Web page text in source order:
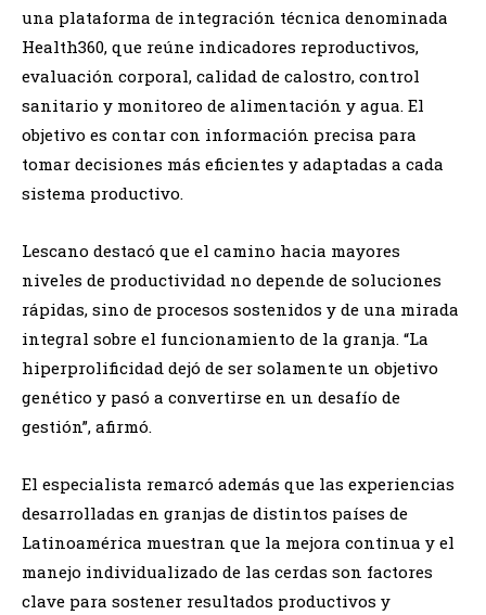
una plataforma de integración técnica denominada
Health360, que reúne indicadores reproductivos,
evaluación corporal, calidad de calostro, control
sanitario y monitoreo de alimentación y agua. El
objetivo es contar con información precisa para
tomar decisiones más eficientes y adaptadas a cada
sistema productivo.
Lescano destacó que el camino hacia mayores
niveles de productividad no depende de soluciones
rápidas, sino de procesos sostenidos y de una mirada
integral sobre el funcionamiento de la granja. “La
hiperprolificidad dejó de ser solamente un objetivo
genético y pasó a convertirse en un desafío de
gestión”, afirmó.
El especialista remarcó además que las experiencias
desarrolladas en granjas de distintos países de
Latinoamérica muestran que la mejora continua y el
manejo individualizado de las cerdas son factores
clave para sostener resultados productivos y